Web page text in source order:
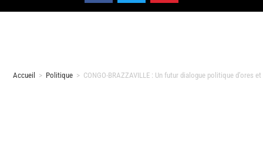
Accueil > Politique > CONGO-BRAZZAVILLE : Un futur dialogue politique d’ores